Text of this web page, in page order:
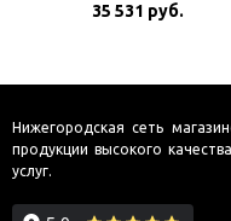
35 531 руб.
Нижегородская сеть
продукции высокого
услуг.